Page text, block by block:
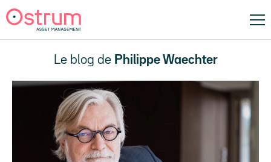
Le blog de Philippe Waechter